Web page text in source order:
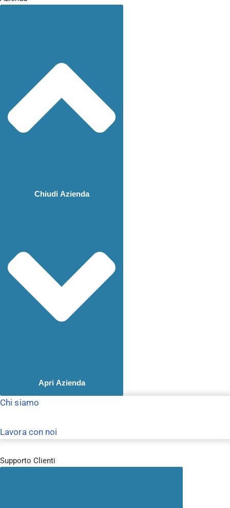
Chiudi Azienda
Apri Azienda
Chi siamo
Lavora con noi
Supporto Clienti